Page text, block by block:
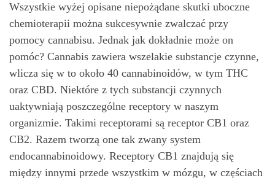
Wszystkie wyżej opisane niepożądane skutki uboczne
chemioterapii można sukcesywnie zwalczać przy
pomocy cannabisu. Jednak jak dokładnie może on
pomóc? Cannabis zawiera wszelakie substancje czynne,
wlicza się w to około 40 cannabinoidów, w tym THC
oraz CBD. Niektóre z tych substancji czynnych
uaktywniają poszczególne receptory w naszym
organizmie. Takimi receptorami są receptor CB1 oraz
CB2. Razem tworzą one tak zwany system
endocannabinoidowy. Receptory CB1 znajdują się
między innymi przede wszystkim w mózgu, w częściach